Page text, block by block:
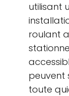
utilisant
roulant
peuvent
toute